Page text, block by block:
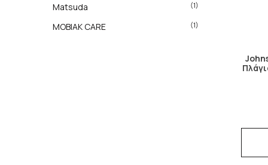
Matsuda (1)
MOBIAK CARE (1)